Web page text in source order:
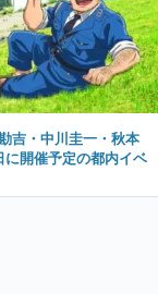
吉・中川圭一・秋本
開催予定の都内イベ